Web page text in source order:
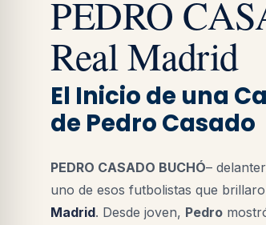
PEDRO
Real Madrid
El Inicio de una
de Pedro Casado
PEDRO CASADO BUCHÓ–
uno de esos futbolistas que
Madrid. Desde joven, Pedro